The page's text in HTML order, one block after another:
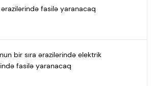
fasilə yaranacaq
bir sıra ərazilərində elektrik
fasilə yaranacaq